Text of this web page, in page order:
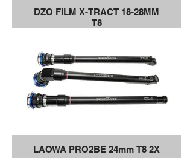
DZO FILM X-TRACT 18-28MM
T8
LAOWA PRO2BE 24mm T8 2X